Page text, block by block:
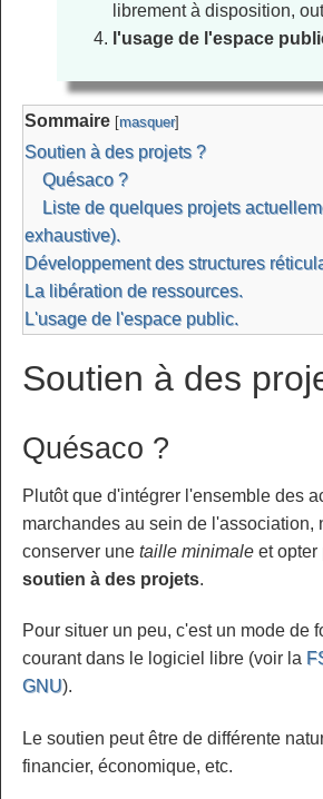
librement à disposition,
l'usage de l'espace
Sommaire [masquer]
Soutien à des projets ?
Quésaco ?
Liste de quelques projets
exhaustive).
Développement des structures
La libération de ressources.
L'usage de l'espace public.
Soutien à des
Quésaco ?
Plutôt que d'intégrer l'ensemble des
marchandes au sein de l'association,
conserver une taille minimale et opter
soutien à des projets.
Pour situer un peu, c'est un mode de
courant dans le logiciel libre (voir la
GNU).
Le soutien peut être de différente
financier, économique, etc.